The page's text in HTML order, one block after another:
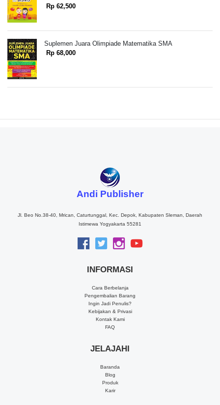
Rp 62,500
Suplemen Juara Olimpiade Matematika SMA
Rp 68,000
Andi Publisher
Jl. Beo No.38-40, Mrican, Caturtunggal, Kec. Depok, Kabupaten Sleman, Daerah
Istimewa Yogyakarta 55281
INFORMASI
Cara Berbelanja
Pengembalian Barang
Ingin Jadi Penulis?
Kebijakan & Privasi
Kontak Kami
FAQ
JELAJAHI
Baranda
Blog
Produk
Karir